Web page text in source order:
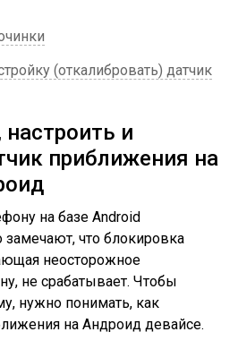
(откалибровать) датчик
и
приближения на
на базе Android
замечают, что блокировка
неосторожное
не срабатывает. Чтобы
нужно понимать, как
на Андроид девайсе.